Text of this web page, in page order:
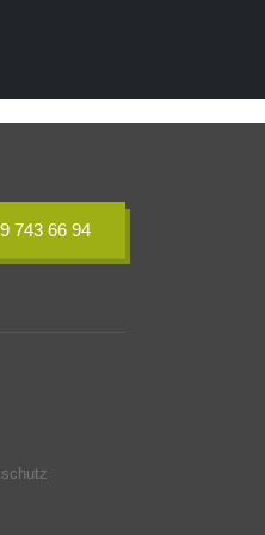
743 66 94